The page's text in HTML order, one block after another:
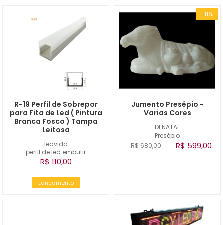
ledvida
perfil de led embutir
R-19 Perfil de Sobrepor
para Fita de Led ( Pintura
Branca Fosco ) Tampa
Leitosa
R$ 110,00
Lançamento
-11%
DENATAL
Presépio
Jumento Presépio -
Varias Cores
R$ 680,00 R$ 599,00